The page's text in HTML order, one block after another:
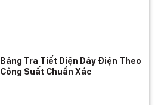
Bảng Tra Tiết Diện Dây Điện Theo
Công Suất Chuẩn Xác